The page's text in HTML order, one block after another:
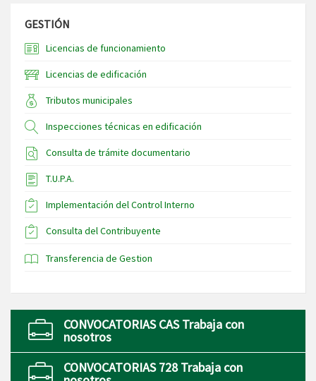
GESTIÓN
Licencias de funcionamiento
Licencias de edificación
Tributos municipales
Inspecciones técnicas en edificación
Consulta de trámite documentario
T.U.P.A.
Implementación del Control Interno
Consulta del Contribuyente
Transferencia de Gestion
CONVOCATORIAS CAS Trabaja con
nosotros
CONVOCATORIAS 728 Trabaja con